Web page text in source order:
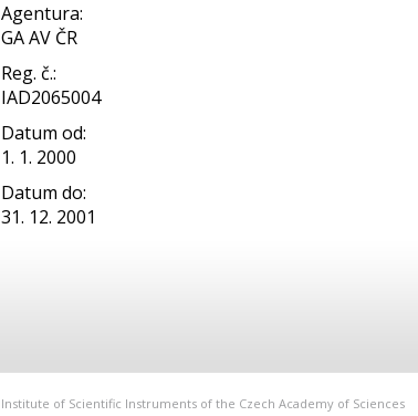
Agentura:
GA AV ČR
Reg. č.:
IAD2065004
Datum od:
1. 1. 2000
Datum do:
31. 12. 2001
Institute of Scientific Instruments of the Czech Academy of Sciences